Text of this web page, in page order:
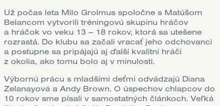
Už počas leta Milo Grolmus spoločne s Matúšom
Belancom vytvorili tréningovú skupinu hráčov
a hráčok vo veku 13 – 18 rokov, ktorá sa utešene
rozrastá. Do klubu sa začali vracať jeho odchovanci
a postupne sa pripájajú aj ďalší kvalitní hráči
z okolia, ako tomu bolo aj v minulosti.
Výbornú prácu s mladšími deťmi odvádzajú Diana
Zelanayová a Andy Brown. O úspechov chlapcov do
10 rokov sme písali v samostatných článkoch. Veľká